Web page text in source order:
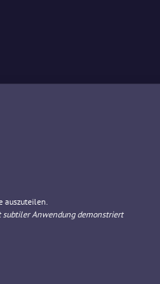
auszuteilen.
subtiler Anwendung demonstriert